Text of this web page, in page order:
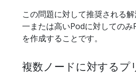
この問題に対して推奨される
一または高いPodに対してのみ
を作成することです。
複数ノードに対するプ